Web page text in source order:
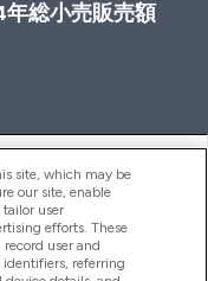
総小売販売額
site, which may be
our site, enable
user
efforts. These
user and
identifiers, referring